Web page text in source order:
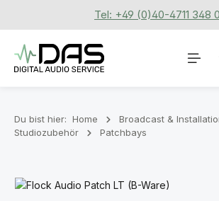
Zum Hauptinhalt springenTel: +49 (0)40-4711 348 0
Du bist hier: Home
Broadcast &
Studiozubehör
Patchbays
Bildergalerie überspringen